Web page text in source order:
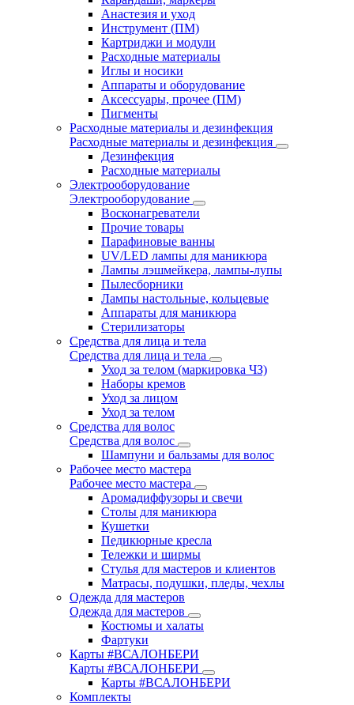
Анастезия и уход
Инструмент (ПМ)
Картриджи и модули
Расходные материалы
Иглы и носики
Аппараты и оборудование
Аксессуары, прочее (ПМ)
Пигменты
Расходные материалы и дезинфекция
Расходные материалы и дезинфекция
Дезинфекция
Расходные материалы
Электрооборудование
Электрооборудование
Восконагреватели
Прочие товары
Парафиновые ванны
UV/LED лампы для маникюра
Лампы лэшмейкера, лампы-лупы
Пылесборники
Лампы настольные, кольцевые
Аппараты для маникюра
Стерилизаторы
Средства для лица и тела
Средства для лица и тела
Уход за телом (маркировка ЧЗ)
Наборы кремов
Уход за лицом
Уход за телом
Средства для волос
Средства для волос
Шампуни и бальзамы для волос
Рабочее место мастера
Рабочее место мастера
Аромадиффузоры и свечи
Столы для маникюра
Кушетки
Педикюрные кресла
Тележки и ширмы
Стулья для мастеров и клиентов
Матрасы, подушки, пледы, чехлы
Одежда для мастеров
Одежда для мастеров
Костюмы и халаты
Фартуки
Карты #ВСАЛОНБЕРИ
Карты #ВСАЛОНБЕРИ
Карты #ВСАЛОНБЕРИ
Комплекты